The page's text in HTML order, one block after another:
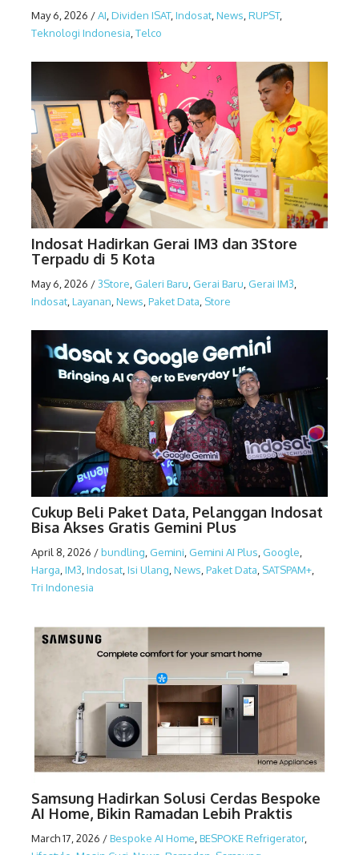
May 6, 2026 /AI Dividen ISAT, Indosat News RUPST,
Teknologi Indonesia Telco
Indosat Hadirkan Gerai IM3 dan 3Store
Terpadu di 5 Kota
May 6, 2026 /3Store Galeri Baru Gerai Baru Gerai IM3
Indosat Layanan News Paket Data Store
Cukup Beli Paket Data, Pelanggan Indosat
Bisa Akses Gratis Gemini Plus
April 8, 2026 /bundling Gemini Gemini AI Plus Google
Harga IM3 Indosat Isi Ulang News Paket Data SATSPAM+
Tri Indonesia
Samsung Hadirkan Solusi Cerdas Bespoke
AI Home, Bikin Ramadan Lebih Praktis
March 17, 2026 /Bespoke AI Home,BESPOKE Refrigerator,